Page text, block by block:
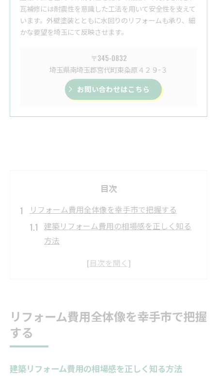
瓦補修には耐震性を意識した工法を用いて安全性を支えて
います。外壁塗装とともに水回りのリフォームも承り、細
かな要望を埼玉にて反映させます。
〒345-0832
埼玉県南埼玉郡宮代町東粂原４２９−３
お問い合わせはこちら
目次
リフォーム費用全体像を幸手市で把握する
建築リフォーム費用の相場感を正しく知る
方法
建築リフォームの見積もり比較で失敗しな
内装以外の建築リフォーム費用の考え方
埼玉県幸手市の補助金活用法を徹底解説
リフォーム費用全体像を幸手市で把握
する
建築リフォーム費用の相場感を正しく知る方法